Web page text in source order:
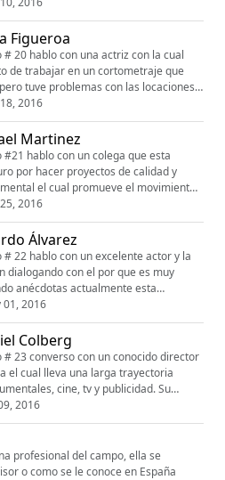
cine en la isla y de un montón de
podcast se lo recomiendo a todos los
cine. Mi invitada de hoy es Rosi Acosta.
auspiciado po...
Figueroa
# 20 hablo con una actriz con la cual
de trabajar en un cortometraje que
tuve problemas con las locaciones y
Europa osea no hice el cortometraje.
programa numero 1 de la TV decide
su arte, a eso yo le llamo
verdad. Siempre me a gustado mucho
de regresar de Europa su...
2016
Martinez
#21 hablo con un colega que esta
por hacer proyectos de calidad y
el cual promueve el movimiento
urbana. Espero que escuchen esta
misal Martinez. Pueden ver el
del Barrio en el siguiente enlace
Este episodio es
OFX los mejores en muebles de oficina
2016
Álvarez
# 22 hablo con un excelente actor y la
dialogando con el por que es muy
anécdotas actualmente esta
monologo El Complejo de Edipo.
guste mi conversación Ricardo Alvarez.
auspiciado por OFX los mejores en
visita su showroom en la calle
213 en Hato Rey o entra a su
01, 2016
Colberg
# 23 converso con un conocido director
el cual lleva una larga trayectoria
cine, tv y publicidad. Su
interesante ya que tiene mucha
el medio. Espero que les guste mi
Colberg Este episodio es
OFX los mejores en muebles de oficina
en la calle Eleonor Roo...
2016
profesional del campo, ella se
o como se le conoce en España